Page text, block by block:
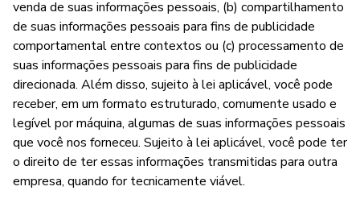
venda de suas informações pessoais, (b) compartilhamento
de suas informações pessoais para fins de publicidade
comportamental entre contextos ou (c) processamento de
suas informações pessoais para fins de publicidade
direcionada. Além disso, sujeito à lei aplicável, você pode
receber, em um formato estruturado, comumente usado e
legível por máquina, algumas de suas informações pessoais
que você nos forneceu. Sujeito à lei aplicável, você pode ter
o direito de ter essas informações transmitidas para outra
empresa, quando for tecnicamente viável.